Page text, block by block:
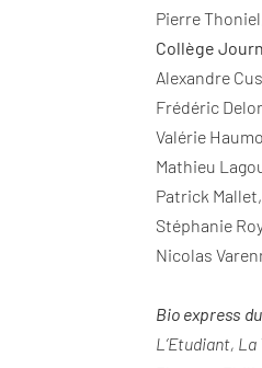
Pierre
Collège
Alexandre
Frédéric
Valérie
Mathieu
Patrick Mallet,
Stéphanie
Nicolas
Bio express
L’Etudiant,